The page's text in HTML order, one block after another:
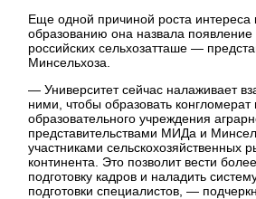
Еще одной причиной роста интереса
образованию она назвала
российских сельхозатташе —
Минсельхоза.
— Университет сейчас налаживает
ними, чтобы образовать конгломерат
образовательного учреждения
представительствами МИДа и
участниками сельскохозяйственных
континента. Это позволит вести
подготовку кадров и наладить
подготовки специалистов, —